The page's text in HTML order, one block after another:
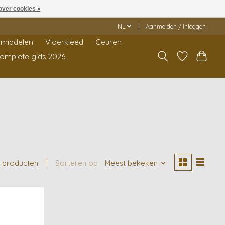
NL Aanmelden / Inloggen
Vloerkleed
Geuren
gids 2026
producten Sorteren op Meest bekeken
cookies »